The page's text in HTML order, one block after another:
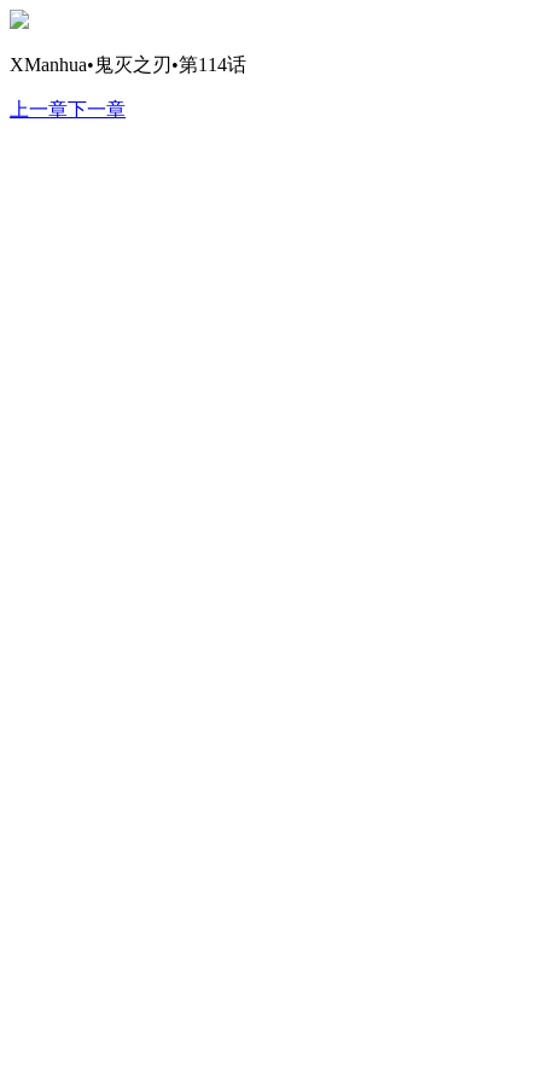
XManhua•鬼灭之刃•第114话
上一章下一章